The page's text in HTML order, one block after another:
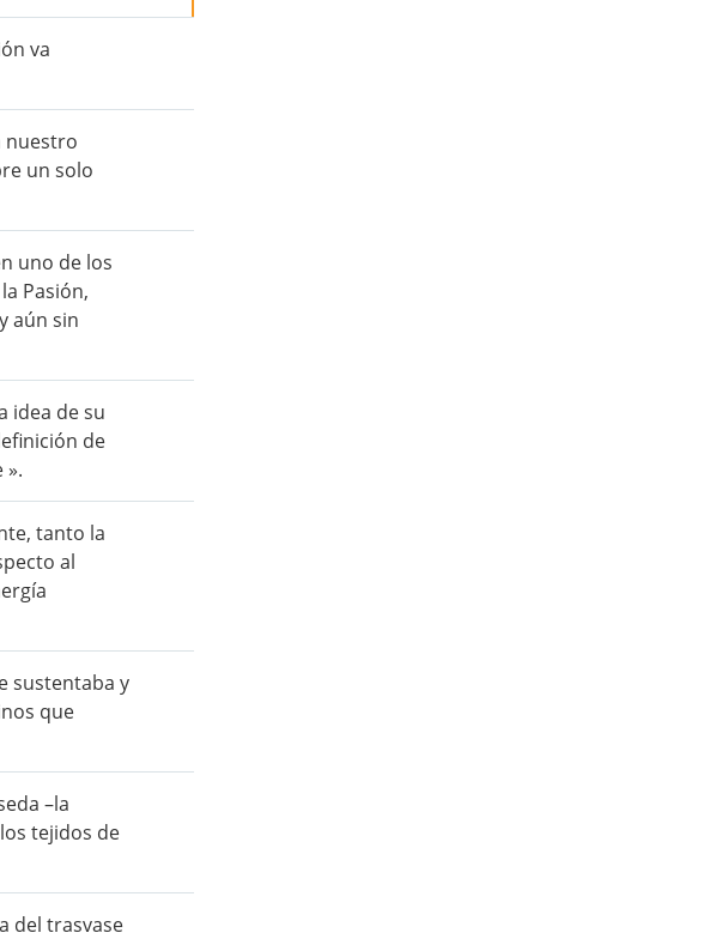
va
nuestro
un solo
uno de los
Pasión,
aún sin
idea de su
de
».
tanto la
al
sustentaba y
que
–la
tejidos de
del trasvase